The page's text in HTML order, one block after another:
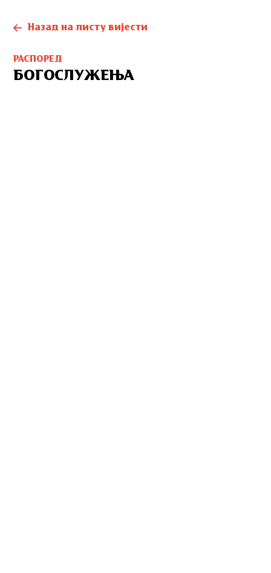
Назад на листу вијести
РАСПОРЕД
БОГОСЛУЖЕЊА